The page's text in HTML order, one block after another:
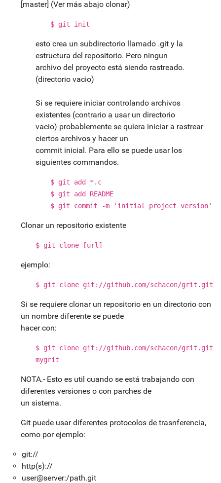
[master] (Ver más abajo clonar)
$ git init
esto crea un subdirectorio llamado .git y la
estructura del repositorio. Pero ningun
archivo del proyecto está siendo rastreado.
(directorio vacio)
Si se requiere iniciar controlando archivos
existentes (contrario a usar un directorio
vacio) probablemente se quiera iniciar a rastrear
ciertos archivos y hacer un
commit inicial. Para ello se puede usar los
siguientes commandos.
$ git add *.c
$ git add README
$ git commit -m 'initial project version'
Clonar un repositorio existente
$ git clone [url]
ejemplo:
$ git clone git://github.com/schacon/grit.git
Si se requiere clonar un repositorio en un directorio con
un nombre diferente se puede
hacer con:
$ git clone git://github.com/schacon/grit.git
mygrit
NOTA.- Esto es util cuando se está trabajando con
diferentes versiones o con parches de
un sistema.
Git puede usar diferentes protocolos de trasnferencia,
como por ejemplo:
git://
http(s)://
user@server:/path.git